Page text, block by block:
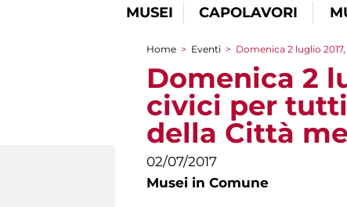
MUSEI CAPOLAVORI
Tu sei qui
Home > Eventi > Domenica 2 luglio
Domenica 2
civici per
della Città
02/07/2017
Musei in Comune